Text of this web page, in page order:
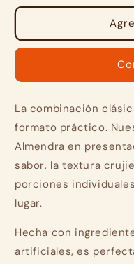
y
25g
c/u
y
25g
c/u
La combinación
formato práctico.
Almendra en
sabor, la textura
porciones
lugar.
Hecha con
artificiales, es